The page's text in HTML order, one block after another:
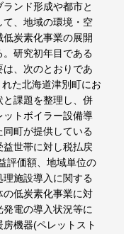
ンド形成や都市と
、地域の環境・空
炭素化事業の展開
研究初年目である
、次のとおりであ
た北海道津別町にお
と課題を整理し、併
トボイラー設備導
同町が提供している
世帯に対し税払戻
評価額、地域単位の
施設導入に関する
の低炭素化事業に対
電の導入状況等に
機器(ペレットスト